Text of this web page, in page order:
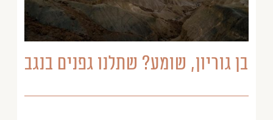
בן גוריון, שומע? שתלנו גפנים בנגב